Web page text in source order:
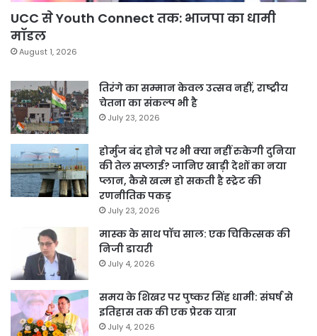
UCC से Youth Connect तक: भाजपा का धामी
मॉडल
August 1, 2026
तिरंगे का सम्मान केवल उत्सव नहीं, राष्ट्रीय
चेतना का संकल्प भी है
July 23, 2026
होर्मुज बंद होने पर भी क्या नहीं रुकेगी दुनिया
की तेल सप्लाई? जानिए खाड़ी देशों का नया
प्लान, कैसे खत्म हो सकती है स्ट्रेट की
रणनीतिक पकड़
July 23, 2026
मास्क के साथ पॉच साल: एक चिकित्सक की
निजी डायरी
July 4, 2026
समय के शिखर पर पुष्कर सिंह धामी: संघर्ष से
इतिहास तक की एक प्रेरक यात्रा
July 4, 2026